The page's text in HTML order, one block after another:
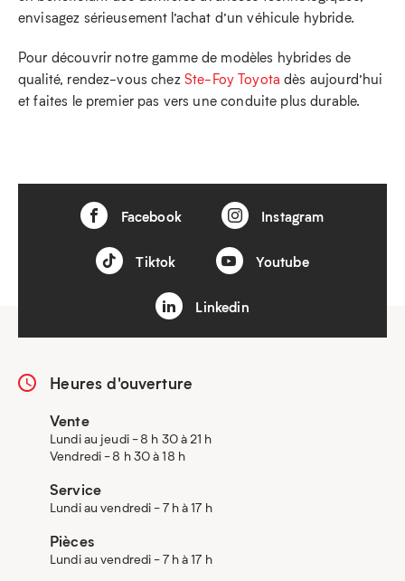
envisagez sérieusement l’achat d’un véhicule hybride.
Pour découvrir notre gamme de modèles hybrides de
qualité, rendez-vous chez Ste-Foy Toyota dès aujourd’hui
et faites le premier pas vers une conduite plus durable.
Facebook Instagram
Tiktok Youtube
Linkedin
Heures d'ouverture
Vente
Lundi au jeudi - 8 h 30 à 21 h
Vendredi - 8 h 30 à 18 h
Service
Lundi au vendredi - 7 h à 17 h
Pièces
Lundi au vendredi - 7 h à 17 h